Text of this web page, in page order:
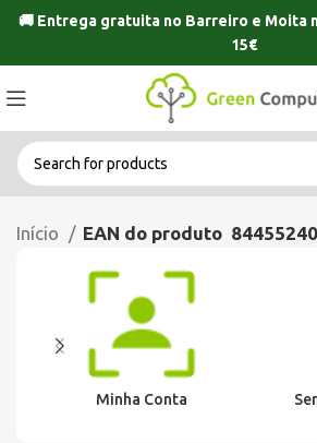
🚚 Entrega gratuita no Barreiro e Moita
15€
Início EAN do produto
Minha Conta